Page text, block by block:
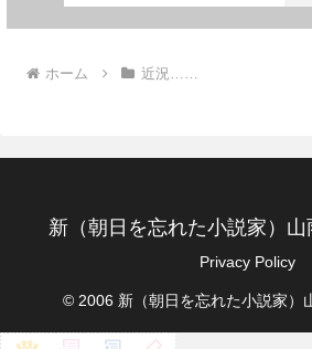
ホーム 近況……
新（朝日を忘れた小説家）
Privacy Policy
© 2006 新（朝日を忘れた小説家）